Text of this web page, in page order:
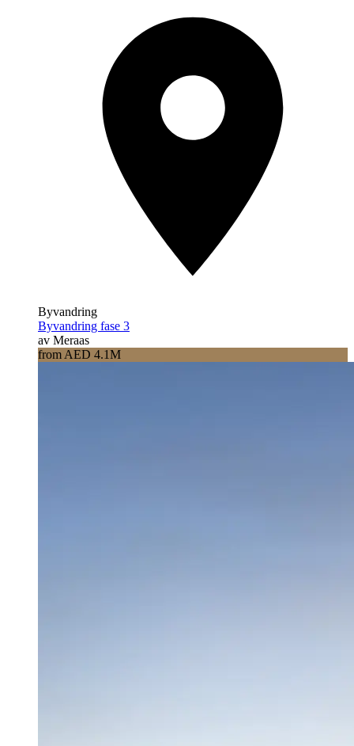
Byvandring
Byvandring fase 3
av Meraas
from AED 4.1M